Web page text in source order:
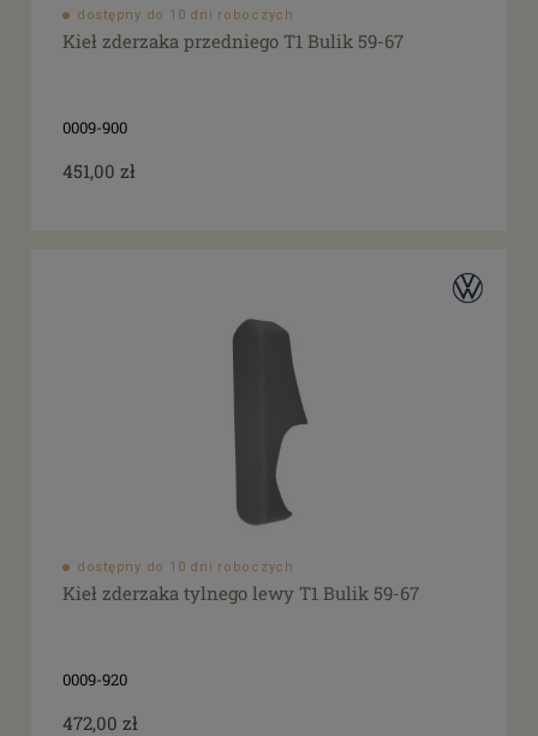
dostępny do 10 dni roboczych
Kieł zderzaka przedniego T1 Bulik 59-67
0009-900
451,00 zł
dostępny do 10 dni roboczych
Kieł zderzaka tylnego lewy T1 Bulik 59-67
0009-920
472,00 zł